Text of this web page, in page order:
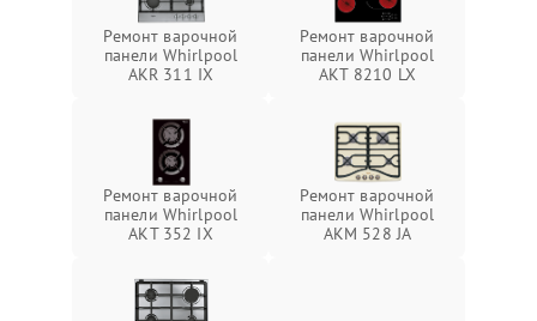
Ремонт варочной
панели Whirlpool
AKR 311 IX
Ремонт варочной
панели Whirlpool
AKT 8210 LX
Ремонт варочной
панели Whirlpool
AKT 352 IX
Ремонт варочной
панели Whirlpool
AKM 528 JA